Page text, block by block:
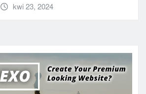
kwi 23, 2024